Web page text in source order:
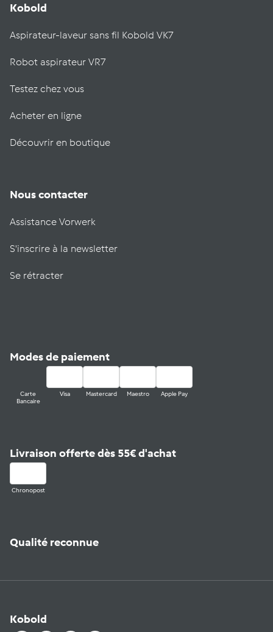
Kobold
Aspirateur-laveur sans fil Kobold VK7
Robot aspirateur VR7
Testez chez vous
Acheter en ligne
Découvrir en boutique
Nous contacter
Assistance Vorwerk
S'inscrire à la newsletter
Se rétracter
Modes de paiement
Carte
Bancaire
Visa Mastercard Maestro Apple Pay
Livraison offerte dès 55€ d'achat
Chronopost
Qualité reconnue
Kobold